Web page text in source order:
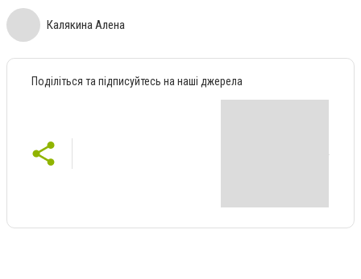
Калякина Алена
Поділіться та підписуйтесь на наші джерела